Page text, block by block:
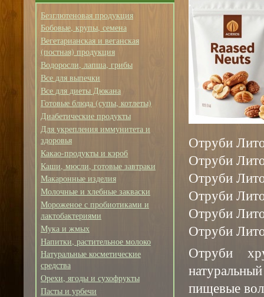
Безглютеновая продукция
Бобовые, крупы, семена
Вегетарианская и веганская
(постная) продукция
Водоросли, лапша, грибы
Все для выпечки
Все для диеты Дюкана
Готовые блюда (супы, котлеты)
Диабетические продукты
Для укрепления иммунитета и
здоровья
Какао-продукты и кэроб
Каши, мюсли, готовые завтраки
Макаронные изделия
Молочные и хлебные закваски
Мороженое с пробиотиками и
лактобактериями
Мука и жмых
Напитки, растительное молоко
Натуральные косметические
средства
Орехи, ягоды и сухофрукты
Пасты и урбечи
Отруби
Отруби
Отруби
Отруби
Отруби
Отруби
Отруби
пищевые